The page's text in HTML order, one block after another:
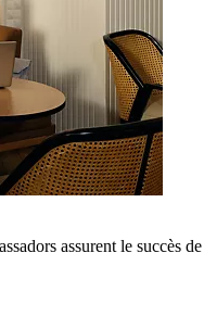
assurent le succès